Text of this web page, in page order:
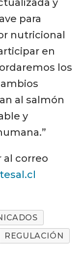
y
para
nutricional
en
los
al salmón
y
al correo
REGULACIÓN